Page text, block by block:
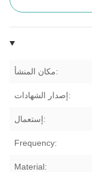
مكان المنشأ:
إصدار الشهادات:
إستعمال:
Frequency:
Material: